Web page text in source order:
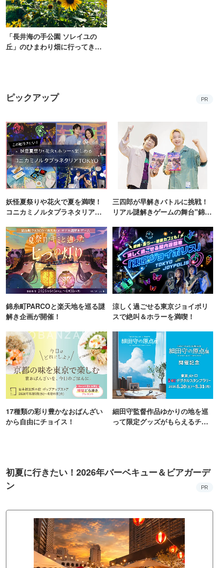
「長井海の手公園 ソレイユの
丘」のひまわり畑に行ってき
ピックアップ PR
妖怪夏祭りや花火で夏を満喫！
コニカミノルタプラネタリア
三四郎が早解きバトルに挑戦！
リアル謎解きゲームの舞台"錦糸
錦糸町PARCOと楽天地を巡る謎
解き企画が開催！
涼しく過ごせる東京ジョイポリ
スで絶叫＆ホラーを満喫！
17種類の彩り豊かなおばんざい
から自由にチョイス！
細田守監督作品ゆかりの地を巡
って限定グッズがもらえるチャ
初夏に行きたい！2026年バーベキュー＆ビアガーデ
ン
PR